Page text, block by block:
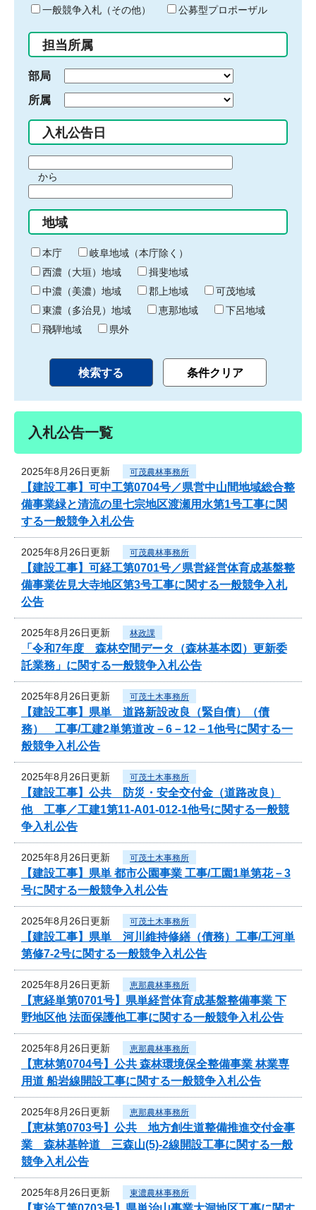
ド
入
力
一般競争入札（その他）
公募型プロポーザル
担当所属
部局
所属
入札公告日
間
始
り
から
間
終
わ
り
地域
本庁
岐阜地域（本庁除く）
西濃（大垣）地域
揖斐地域
中濃（美濃）地域
郡上地域
可茂地域
東濃（多治見）地域
恵那地域
下呂地域
飛騨地域
県外
入札公告一覧
2025年8月26日更新 可茂農林事務所
【建設工事】可中工第0704号／県営中山間地域総合整
備事業緑と清流の里七宗地区渡瀬用水第1号工事に関
する一般競争入札公告
2025年8月26日更新 可茂農林事務所
【建設工事】可経工第0701号／県営経営体育成基盤整
備事業佐見大寺地区第3号工事に関する一般競争入札
公告
2025年8月26日更新 林政課
「令和7年度 森林空間データ（森林基本図）更新委
託業務」に関する一般競争入札公告
2025年8月26日更新 可茂土木事務所
【建設工事】県単 道路新設改良（緊自債）（債
務） 工事/工建2単第道改－6－12－1他号に関する一
般競争入札公告
2025年8月26日更新 可茂土木事務所
【建設工事】公共 防災・安全交付金（道路改良）
他 工事／工建1第11-A01-012-1他号に関する一般競
争入札公告
2025年8月26日更新 可茂土木事務所
【建設工事】県単 都市公園事業 工事/工園1単第花－3
号に関する一般競争入札公告
2025年8月26日更新 可茂土木事務所
【建設工事】県単 河川維持修繕（債務）工事/工河単
第修7-2号に関する一般競争入札公告
2025年8月26日更新 恵那農林事務所
【恵経単第0701号】県単経営体育成基盤整備事業 下
野地区他 法面保護他工事に関する一般競争入札公告
2025年8月26日更新 恵那農林事務所
【恵林第0704号】公共 森林環境保全整備事業 林業専
用道 船岩線開設工事に関する一般競争入札公告
2025年8月26日更新 恵那農林事務所
【恵林第0703号】公共 地方創生道整備推進交付金事
業 森林基幹道 三森山(5)-2線開設工事に関する一般
競争入札公告
2025年8月26日更新 東濃農林事務所